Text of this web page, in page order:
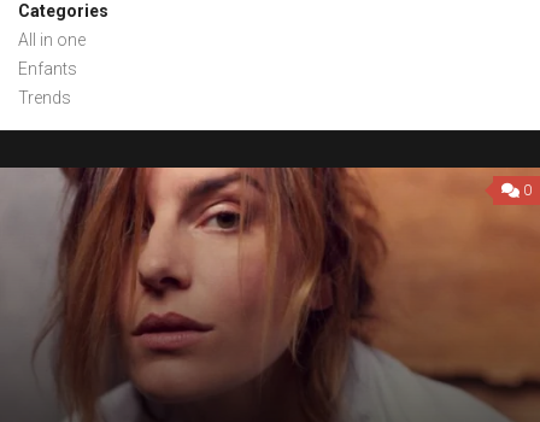
Categories
All in one
Enfants
Trends
0